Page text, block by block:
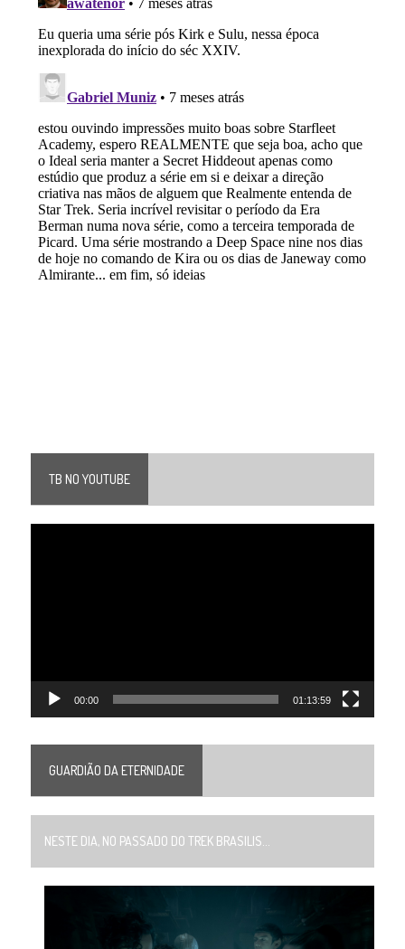
TB NO YOUTUBE
00:00 01:13:59
GUARDIÃO DA ETERNIDADE
NESTE DIA, NO PASSADO DO TREK BRASILIS...